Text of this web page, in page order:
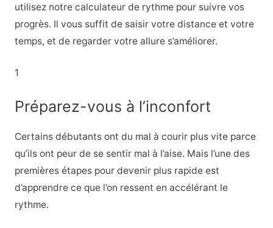
utilisez notre calculateur de rythme pour suivre vos
progrès. Il vous suffit de saisir votre distance et votre
temps, et de regarder votre allure s’améliorer.
1
Préparez-vous à l’inconfort
Certains débutants ont du mal à courir plus vite parce
qu’ils ont peur de se sentir mal à l’aise. Mais l’une des
premières étapes pour devenir plus rapide est
d’apprendre ce que l’on ressent en accélérant le
rythme.